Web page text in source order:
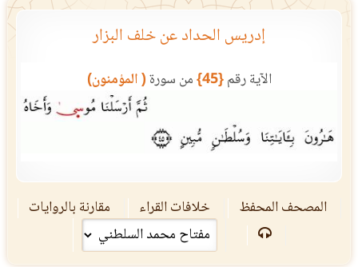
إدريس الحداد عن خلف البزار
الآية رقم{45} من سورة( المؤمنون)
المصحف المحفظ خلافات القراء مقارنة بالروايات